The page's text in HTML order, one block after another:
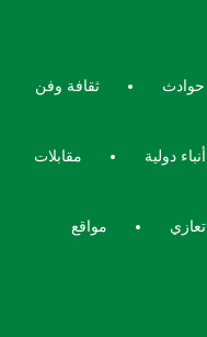
حوادث ثقافة وفن
أنباء دولية مقابلات
تعازي مواقع